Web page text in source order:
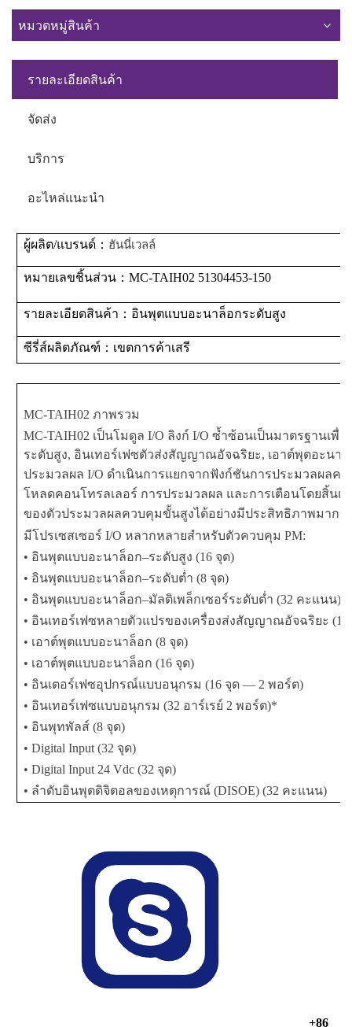
หมวดหมู่สินค้า
รายละเอียดสินค้า
จัดส่ง
บริการ
อะไหล่แนะนำ
ผู้ผลิต/แบรนด์： ฮันนี่เวลล์
หมายเลขชิ้นส่วน： MC-TAIH02 51304453-150
รายละเอียดสินค้า ： อินพุตแบบอะนาล็อกระดับสูง
ซีรี่ส์ผลิตภัณฑ์ ：เขตการค้าเสรี
MC-TAIH02 ภาพรวม
MC-TAIH02 เป็นโมดูล I/O ลิงก์ I/O ซ้ำซ้อนเป็นมาตรฐานเ
ระดับสูง, อินเทอร์เฟซตัวส่งสัญญาณอัจฉริยะ, เอาต์พุตอะน
ประมวลผล I/O ดำเนินการแยกจากฟังก์ชันการประมวลผล
โหลดคอนโทรลเลอร์ การประมวลผล และการเตือนโดยสิ้น
ของตัวประมวลผลควบคุมขั้นสูงได้อย่างมีประสิทธิภาพมาก
มีโปรเซสเซอร์ I/O หลากหลายสำหรับตัวควบคุม PM:
• อินพุตแบบอะนาล็อก–ระดับสูง (16 จุด)
• อินพุตแบบอะนาล็อก–ระดับต่ำ (8 จุด)
• อินพุตแบบอะนาล็อก–มัลติเพล็กเซอร์ระดับต่ำ (32 คะแนน)
• อินเทอร์เฟซหลายตัวแปรของเครื่องส่งสัญญาณอัจฉริยะ
• เอาต์พุตแบบอะนาล็อก (8 จุด)
• เอาต์พุตแบบอะนาล็อก (16 จุด)
• อินเตอร์เฟซอุปกรณ์แบบอนุกรม (16 จุด — 2 พอร์ต)
• อินเทอร์เฟซแบบอนุกรม (32 อาร์เรย์ 2 พอร์ต)*
• อินพุทพัลส์ (8 จุด)
• Digital Input (32 จุด)
• Digital Input 24 Vdc (32 จุด)
• ลำดับอินพุตดิจิตอลของเหตุการณ์ (DISOE) (32 คะแนน)
+86